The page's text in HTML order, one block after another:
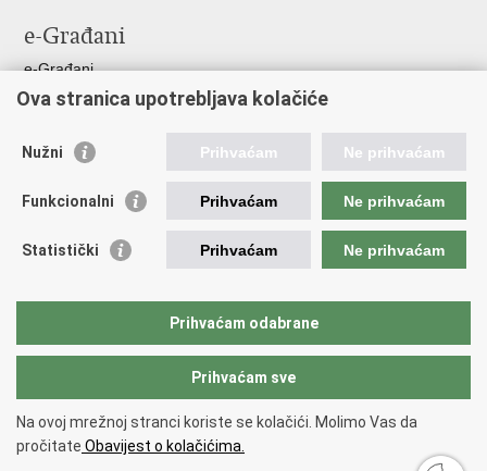
FacebookuTwitteru
e-Građani
e-Građani
Pristup informacijama
Pravo na pristup informacijama
Pristup otvorenim podacima ministarstva
Važne poveznice
Pučka pravobraniteljica
Državna škola za javnu upravu
Copyright © 2026 Državni inspektorat.
pristupačnosti.
Ova stranica upotrebljava kolačiće
Nužni Prihvaćam Ne prihvaćam
Funkcionalni Prihvaćam Ne prihvaćam
Statistički Prihvaćam Ne prihvaćam
Prihvaćam odabrane
Prihvaćam sve
Na ovoj mrežnoj stranci koriste se kolačići. Molimo Vas da
pročitate Obavijest o kolačićima.